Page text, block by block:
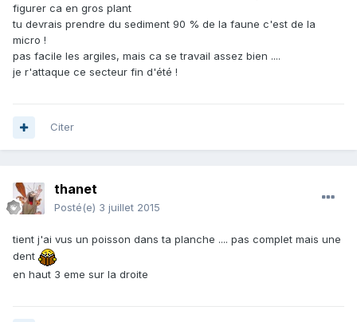
figurer ca en gros plant
tu devrais prendre du sediment 90 % de la faune c'est de la
micro !
pas facile les argiles, mais ca se travail assez bien ....
je r'attaque ce secteur fin d'été !
Citer
thanet
Posté(e) 3 juillet 2015
tient j'ai vus un poisson dans ta planche .... pas complet mais une
dent
en haut 3 eme sur la droite